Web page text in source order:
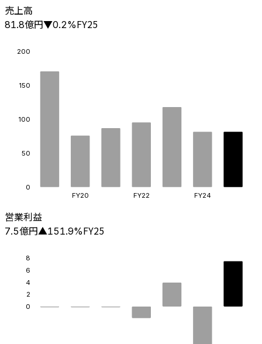
売上高
81.8億円▼0.2%FY25
0
50
100
150
200
FY20 FY22 FY24
営業利益
7.5億円▲151.9%FY25
0
2
4
6
8